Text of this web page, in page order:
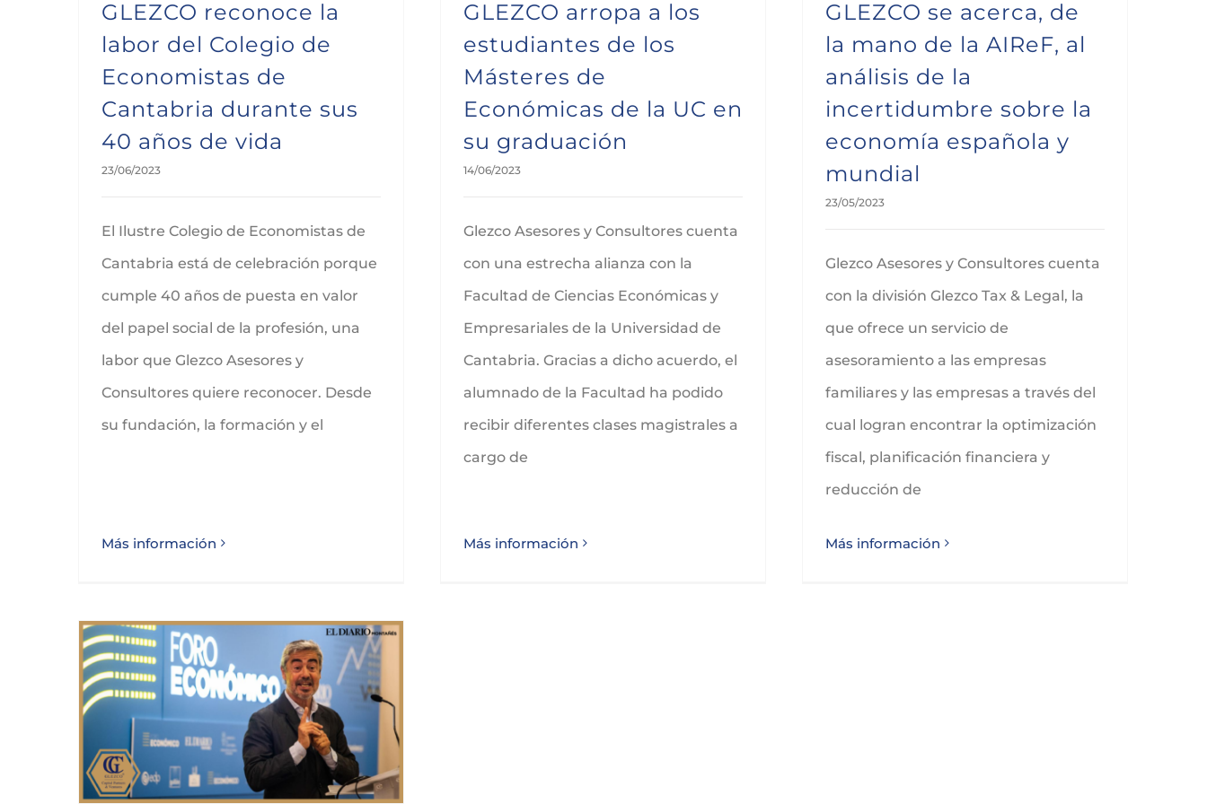
GLEZCO reconoce la
labor del Colegio de
Economistas de
Cantabria durante sus
40 años de vida
23/06/2023
El Ilustre Colegio de Economistas de
Cantabria está de celebración porque
cumple 40 años de puesta en valor
del papel social de la profesión, una
labor que Glezco Asesores y
Consultores quiere reconocer. Desde
su fundación, la formación y el
Más información
GLEZCO arropa a los
estudiantes de los
Másteres de
Económicas de la UC en
su graduación
14/06/2023
Glezco Asesores y Consultores cuenta
con una estrecha alianza con la
Facultad de Ciencias Económicas y
Empresariales de la Universidad de
Cantabria. Gracias a dicho acuerdo, el
alumnado de la Facultad ha podido
recibir diferentes clases magistrales a
cargo de
Más información
GLEZCO se acerca, de
la mano de la AIReF, al
análisis de la
incertidumbre sobre la
economía española y
mundial
23/05/2023
Glezco Asesores y Consultores cuenta
con la división Glezco Tax & Legal, la
que ofrece un servicio de
asesoramiento a las empresas
familiares y las empresas a través del
cual logran encontrar la optimización
fiscal, planificación financiera y
reducción de
Más información